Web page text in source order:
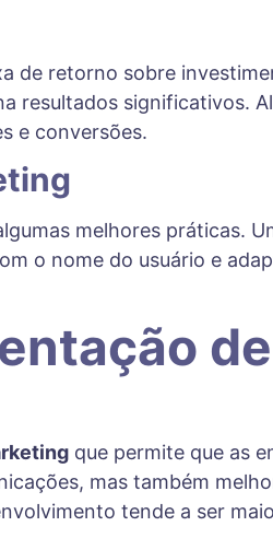
de retorno sobre
resultados significativos.
e conversões.
melhores práticas.
o nome do usuário e
que permite que as
mas também
tende a ser